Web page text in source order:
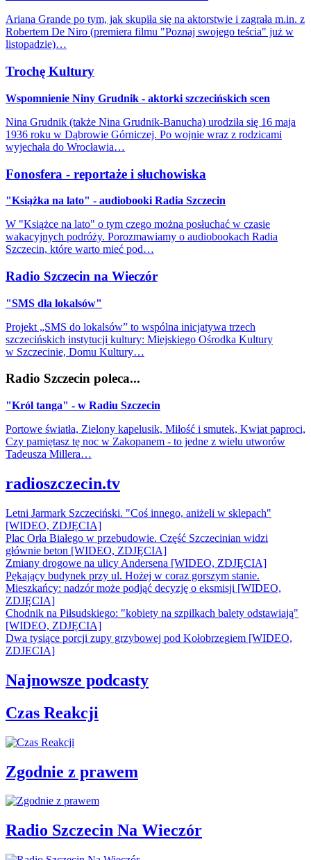
Ariana Grande po tym, jak skupiła się na aktorstwie i zagrała m.in. z
Robertem De Niro (premiera filmu "Poznaj swojego teścia" już w
listopadzie)…
Trochę Kultury
Wspomnienie Niny Grudnik - aktorki szczecińskich scen
Nina Grudnik (także Nina Grudnik-Banucha) urodziła się 16 maja
1936 roku w Dąbrowie Górniczej. Po wojnie wraz z rodzicami
wyjechała do Wrocławia…
Fonosfera - reportaże i słuchowiska
"Książka na lato" - audiobooki Radia Szczecin
W "Książce na lato" o tym czego można posłuchać w czasie
wakacyjnych podróży. Porozmawiamy o audiobookach Radia
Szczecin, które warto mieć pod…
Radio Szczecin na Wieczór
"SMS dla lokalsów"
Projekt „SMS do lokalsów” to wspólna inicjatywa trzech
szczecińskich instytucji kultury: Miejskiego Ośrodka Kultury
w Szczecinie, Domu Kultury…
Radio Szczecin poleca...
"Król tanga" - w Radiu Szczecin
Portowe światła, Zielony kapelusik, Miłość i smutek, Kwiat paproci,
Czy pamiętasz tę noc w Zakopanem - to jedne z wielu utworów
Tadeusza Millera…
radioszczecin.tv
Letni Jarmark Szczeciński. "Coś innego, aniżeli w sklepach"
[WIDEO, ZDJĘCIA]
Plac Orła Białego w przebudowie. Część Szczecinian widzi
głównie beton [WIDEO, ZDJĘCIA]
Zmiany drogowe na ulicy Andersena [WIDEO, ZDJĘCIA]
Pękający budynek przy ul. Hożej w coraz gorszym stanie.
Mieszkańcy: nadzór może podjąć decyzję o eksmisji [WIDEO,
ZDJĘCIA]
Chodnik na Piłsudskiego: "kobiety na szpilkach balety odstawiają"
[WIDEO, ZDJĘCIA]
Dwa tysiące porcji zupy grzybowej pod Kołobrzegiem [WIDEO,
ZDJECIA]
Najnowsze podcasty
Czas Reakcji
Zgodnie z prawem
Radio Szczecin Na Wieczór